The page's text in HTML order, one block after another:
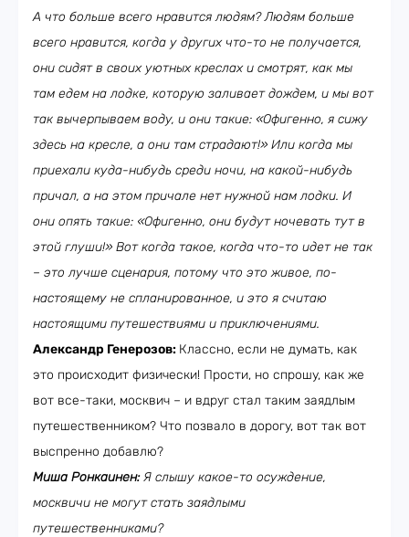
А что больше всего нравится людям? Людям больше
всего нравится, когда у других что-то не получается,
они сидят в своих уютных креслах и смотрят, как мы
там едем на лодке, которую заливает дождем, и мы вот
так вычерпываем воду, и они такие: «Офигенно, я сижу
здесь на кресле, а они там страдают!» Или когда мы
приехали куда-нибудь среди ночи, на какой-нибудь
причал, а на этом причале нет нужной нам лодки. И
они опять такие: «Офигенно, они будут ночевать тут в
этой глуши!» Вот когда такое, когда что-то идет не так
– это лучше сценария, потому что это живое, по-
настоящему не спланированное, и это я считаю
настоящими путешествиями и приключениями.
Александр Генерозов: Классно, если не думать, как
это происходит физически! Прости, но спрошу, как же
вот все-таки, москвич – и вдруг стал таким заядлым
путешественником? Что позвало в дорогу, вот так вот
выспренно добавлю?
Миша Ронкаинен:Я слышу какое-то осуждение,
москвичи не могут стать заядлыми
путешественниками?